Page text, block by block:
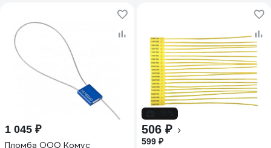
1 045 ₽
Пломба ООО Комус
506 ₽
599 ₽